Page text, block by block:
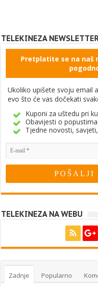
TELEKINEZA
Pretplatite se na
Ukoliko upišete svoju email
evo što će vas dočekati
Kuponi za uštedu pri
Obavijesti o
Tjedne novosti,
TELEKINEZA NA WEBU
Zadnje Popularno